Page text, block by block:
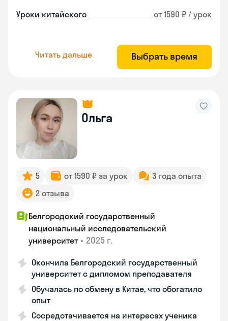
Уроки китайского от 1590 ₽ / урок
Читать дальше Выбрать время
Ольга
5 от 1590 ₽ за урок
3 года опыта
2 отзыва
Белгородский государственный
национальный исследовательский
университет • 2025 г.
Окончила Белгородский государственный
университет с дипломом преподавателя
Обучалась по обмену в Китае, что обогатило
опыт
Сосредотачивается на интересах ученика